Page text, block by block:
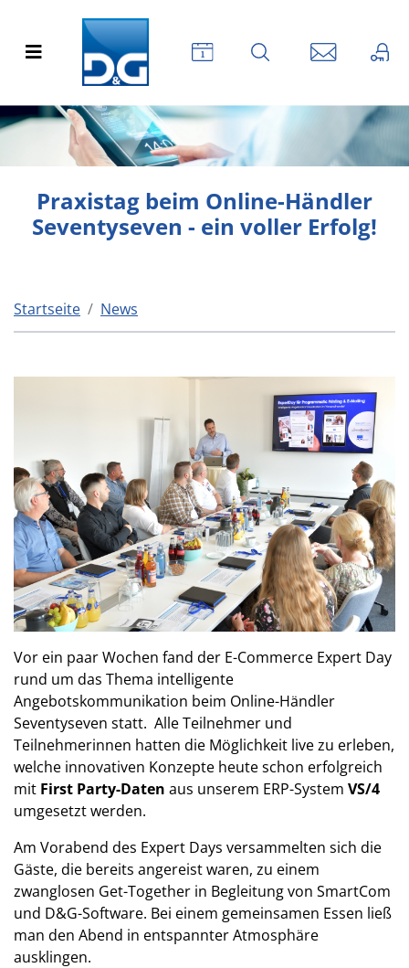
Praxistag beim Online-Händler
Seventyseven - ein voller Erfolg!
Startseite News
Vor ein paar Wochen fand der E-Commerce Expert Day
rund um das Thema intelligente
Angebotskommunikation beim Online-Händler
Seventyseven statt. Alle Teilnehmer und
Teilnehmerinnen hatten die Möglichkeit live zu erleben,
welche innovativen Konzepte heute schon erfolgreich
mit First Party-Daten aus unserem ERP-System VS/4
umgesetzt werden.
Am Vorabend des Expert Days versammelten sich die
Gäste, die bereits angereist waren, zu einem
zwanglosen Get-Together in Begleitung von SmartCom
und D&G-Software. Bei einem gemeinsamen Essen ließ
man den Abend in entspannter Atmosphäre
ausklingen.